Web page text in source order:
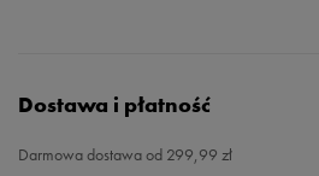
Dostawa i płatność
Darmowa dostawa od 299,99 zł